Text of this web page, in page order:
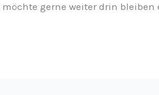
gerne weiter drin